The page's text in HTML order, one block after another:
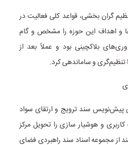
گران بخشی، قواعد کلی فعالیت در
و اهداف این حوزه را مشخص و گام
بلاکچینی بود و عملاً بعد از
تنظیم‌گری و ساماندهی کرد.
پیش‌نویس سند ترویج و ارتقای سواد
و هوشیار سازی را تحویل مرکز
از مجموعه اسناد سند راهبردی فضای